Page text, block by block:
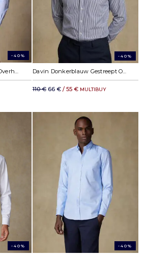
-40% -40%
110 € 66 € / 55 € MULTIBUY
-40% -40%